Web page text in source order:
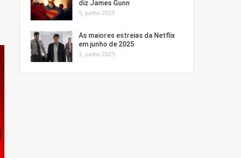
diz James Gunn
5, junho 2025
As maiores estreias da Netflix
em junho de 2025
3, junho 2025